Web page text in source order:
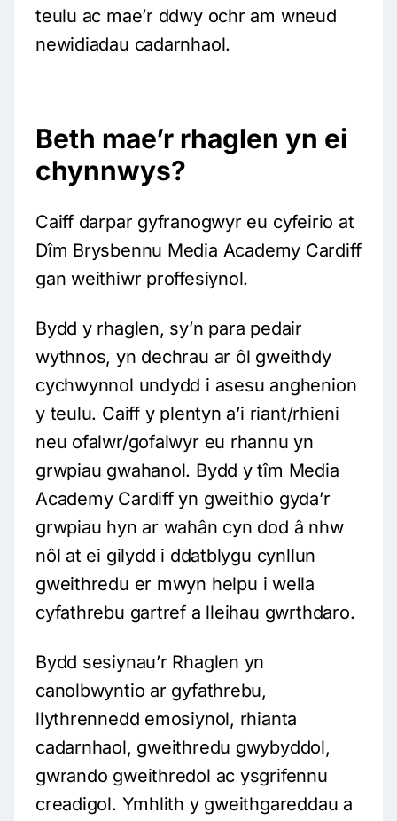
teulu ac mae’r ddwy ochr am wneud
newidiadau cadarnhaol.
Beth mae’r rhaglen yn ei
chynnwys?
Caiff darpar gyfranogwyr eu cyfeirio at
Dîm Brysbennu Media Academy Cardiff
gan weithiwr proffesiynol.
Bydd y rhaglen, sy’n para pedair
wythnos, yn dechrau ar ôl gweithdy
cychwynnol undydd i asesu anghenion
y teulu. Caiff y plentyn a’i riant/rhieni
neu ofalwr/gofalwyr eu rhannu yn
grwpiau gwahanol. Bydd y tîm Media
Academy Cardiff yn gweithio gyda’r
grwpiau hyn ar wahân cyn dod â nhw
nôl at ei gilydd i ddatblygu cynllun
gweithredu er mwyn helpu i wella
cyfathrebu gartref a lleihau gwrthdaro.
Bydd sesiynau’r Rhaglen yn
canolbwyntio ar gyfathrebu,
llythrennedd emosiynol, rhianta
cadarnhaol, gweithredu gwybyddol,
gwrando gweithredol ac ysgrifennu
creadigol. Ymhlith y gweithgareddau a